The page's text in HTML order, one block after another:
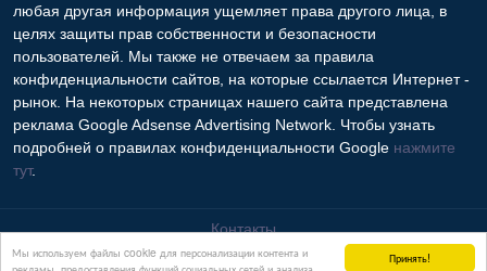
Принять!
Мы используем файлы cookie для персонализации контента и
любая другая информация ущемляет права другого лица, в
целях защиты прав собственности и безопасности
пользователей. Мы также не отвечаем за правила
конфиденциальности сайтов, на которые ссылается Интернет -
рынок. На некоторых страницах нашего сайта представлена
реклама Google Adsense Advertising Network. Чтобы узнать
подробней о правилах конфиденциальности Google нажмите
тут.
Контакты